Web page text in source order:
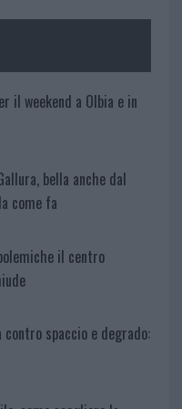
il weekend a Olbia e in
bella anche dal
come fa
il centro
spaccio e degrado: